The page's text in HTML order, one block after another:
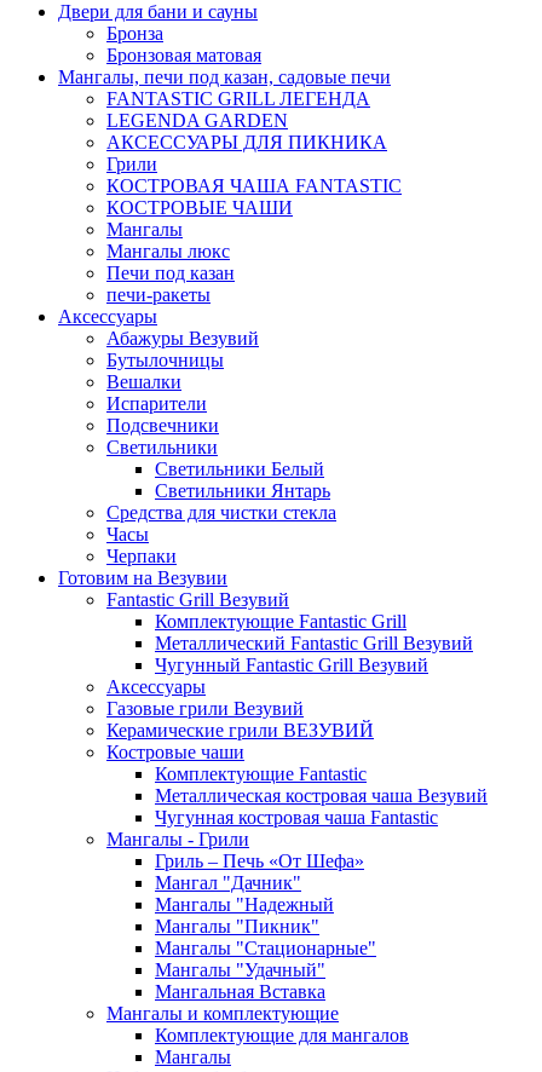
Двери для бани и сауны
Бронза
Бронзовая матовая
Мангалы, печи под казан, садовые печи
FANTASTIC GRILL ЛЕГЕНДА
LEGENDA GARDEN
АКСЕССУАРЫ ДЛЯ ПИКНИКА
Грили
КОСТРОВАЯ ЧАША FANTASTIC
КОСТРОВЫЕ ЧАШИ
Мангалы
Мангалы люкс
Печи под казан
печи-ракеты
Аксессуары
Абажуры Везувий
Бутылочницы
Вешалки
Испарители
Подсвечники
Светильники
Светильники Белый
Светильники Янтарь
Средства для чистки стекла
Часы
Черпаки
Готовим на Везувии
Fantastic Grill Везувий
Комплектующие Fantastic Grill
Металлический Fantastic Grill Везувий
Чугунный Fantastic Grill Везувий
Аксессуары
Газовые грили Везувий
Керамические грили ВЕЗУВИЙ
Костровые чаши
Комплектующие Fantastic
Металлическая костровая чаша Везувий
Чугунная костровая чаша Fantastic
Мангалы - Грили
Гриль – Печь «От Шефа»
Мангал "Дачник"
Мангалы "Надежный
Мангалы "Пикник"
Мангалы "Стационарные"
Мангалы "Удачный"
Мангальная Вставка
Мангалы и комплектующие
Комплектующие для мангалов
Мангалы